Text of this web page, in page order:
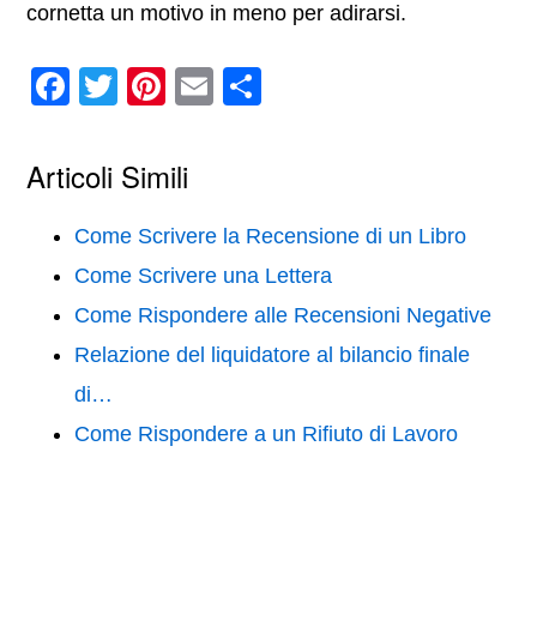
cornetta un motivo in meno per adirarsi.
F
c
e
b
o
o
k
T
tt
er
Pi
er
e
st
E
vi
di
Articoli Simili
Come Scrivere la Recensione di un Libro
Come Scrivere una Lettera
Come Rispondere alle Recensioni Negative
Relazione del liquidatore al bilancio finale
di…
Come Rispondere a un Rifiuto di Lavoro